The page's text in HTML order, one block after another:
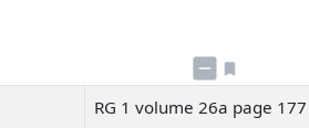
RG 1 volume 26a page 177